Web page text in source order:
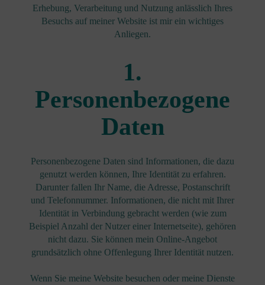
Erhebung, Verarbeitung und Nutzung anlässlich Ihres
Besuchs auf meiner Website ist mir ein wichtiges
Anliegen.
1.
Personenbezogene
Daten
Personenbezogene Daten sind Informationen, die dazu
genutzt werden können, Ihre Identität zu erfahren.
Darunter fallen Ihr Name, die Adresse, Postanschrift
und Telefonnummer. Informationen, die nicht mit Ihrer
Identität in Verbindung gebracht werden (wie zum
Beispiel Anzahl der Nutzer einer Internetseite), gehören
nicht dazu. Sie können mein Online-Angebot
grundsätzlich ohne Offenlegung Ihrer Identität nutzen.
Wenn Sie meine Website besuchen oder meine Dienste